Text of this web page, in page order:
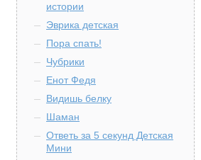
истории
Эврика детская
Пора спать!
Чубрики
Енот Федя
Видишь белку
Шаман
Ответь за 5 секунд Детская
Мини